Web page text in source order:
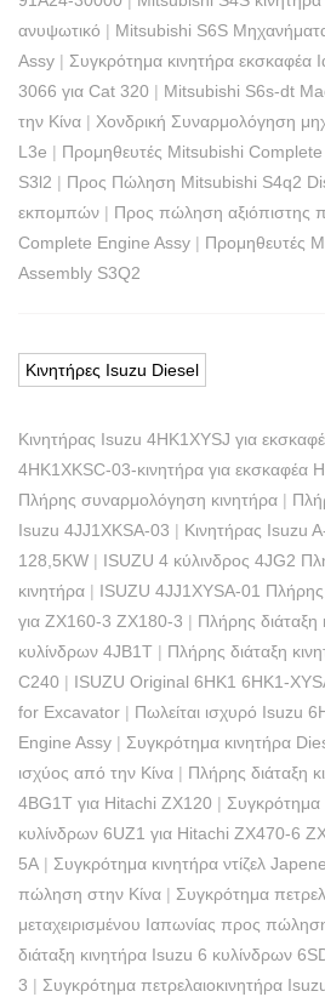
ανυψωτικό | Mitsubishi S6S
Assy | Συγκρότημα κινητήρα εκσκαφέα
3066 για Cat 320 | Mitsubishi S6s-dt
την Κίνα | Χονδρική Συναρμολόγηση
L3e | Προμηθευτές Mitsubishi
S3l2 | Προς Πώληση Mitsubishi S4q2
εκπομπών | Προς πώληση αξιόπιστης
Complete Engine Assy | Προμηθευτές
Assembly S3Q2
Κινητήρες Isuzu Diesel
Κινητήρας Isuzu 4HK1XYSJ για
4HK1XKSC-03-κινητήρα για εκσκαφέα
Πλήρης συναρμολόγηση κινητήρα |
Isuzu 4JJ1XKSA-03 | Κινητήρας Isuzu
128,5KW | ISUZU 4 κύλινδρος 4JG2
κινητήρα | ISUZU 4JJ1XYSA-01
για ZX160-3 ZX180-3 | Πλήρης διάταξη
κυλίνδρων 4JB1T | Πλήρης διάταξη
C240 | ISUZU Original 6HK1 6HK1-
for Excavator | Πωλείται ισχυρό Isuzu
Engine Assy | Συγκρότημα κινητήρα
ισχύος από την Κίνα | Πλήρης διάταξη
4BG1T για Hitachi ZX120 | Συγκρότημα
κυλίνδρων 6UZ1 για Hitachi ZX470-6
5A | Συγκρότημα κινητήρα ντίζελ
πώληση στην Κίνα | Συγκρότημα
μεταχειρισμένου Ιαπωνίας προς
διάταξη κινητήρα Isuzu 6 κυλίνδρων
3 | Συγκρότημα πετρελαιοκινητήρα